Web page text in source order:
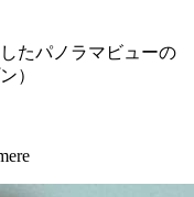
たパノラマビューの
）